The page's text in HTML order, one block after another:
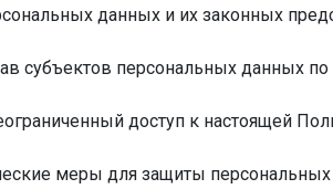
данных и их законных
субъектов персональных данных по
доступ к настоящей
меры для защиты